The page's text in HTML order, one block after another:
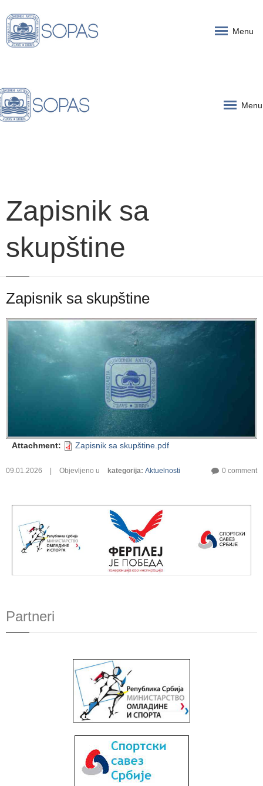
Menu
Menu
Zapisnik sa
skupštine
Zapisnik sa skupštine
Attachment: Zapisnik sa skupštine.pdf
09.01.2026 Objevljeno u kategorija: Aktuelnosti 0 comment
Partneri